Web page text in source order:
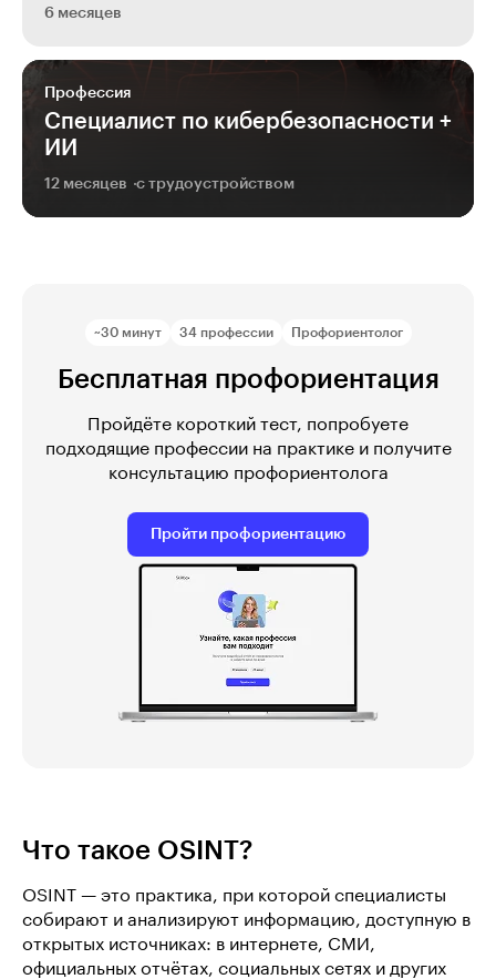
6 месяцев
Профессия
Специалист по кибербезопас­но­сти +
ИИ
12 месяцев с трудоустройством
~30 минут 34 профессии Профориентолог
Бесплатная профориентация
Пройдёте короткий тест, попробуете
подходящие профессии на практике и получите
консультацию профориентолога
Пройти профориентацию
Что такое OSINT?
OSINT — это практика, при которой специалисты
собирают и анализируют информацию, доступную в
открытых источниках: в интернете, СМИ,
официальных отчётах, социальных сетях и других